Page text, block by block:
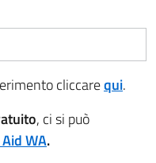
cliccarequi.
, ci si può
WA.